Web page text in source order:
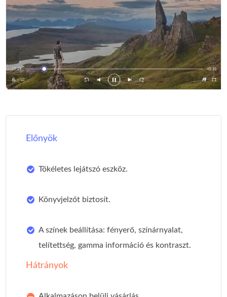
Előnyök
Tökéletes lejátszó eszköz.
Könyvjelzőt biztosít.
A színek beállítása: fényerő, színárnyalat,
telítettség, gamma információ és kontraszt.
Hátrányok